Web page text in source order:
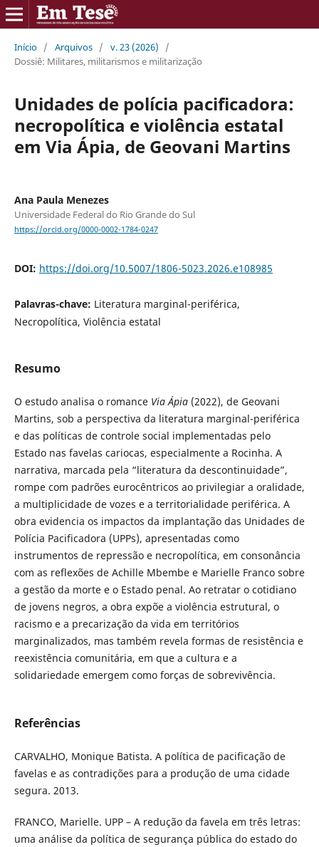
Início / Arquivos / v. 23 (2026)
/
Dossiê: Militares, militarismos e militarização
Unidades de polícia pacificadora:
necropolítica e violência estatal
em Via Ápia, de Geovani Martins
Ana Paula Menezes
Universidade Federal do Rio Grande do Sul
https://orcid.org/0000-0002-1784-0247
DOI: https://doi.org/10.5007/1806-5023.2026.e108985
Palavras-chave: Literatura marginal-periférica,
Necropolítica, Violência estatal
Resumo
O estudo analisa o romance Via Ápia(2022), de Geovani
Martins, sob a perspectiva da literatura marginal-periférica
e das políticas de controle social implementadas pelo
Estado nas favelas cariocas, especialmente a Rocinha. A
narrativa, marcada pela “literatura da descontinuidade”,
rompe com padrões eurocêntricos ao privilegiar a oralidade,
a multiplicidade de vozes e a territorialidade periférica. A
obra evidencia os impactos da implantação das Unidades de
Polícia Pacificadora (UPPs), apresentadas como
instrumentos de repressão e necropolítica, em consonância
com as reflexões de Achille Mbembe e Marielle Franco sobre
a gestão da morte e o Estado penal. Ao retratar o cotidiano
de jovens negros, a obra expõe a violência estrutural, o
racismo e a precarização da vida em territórios
marginalizados, mas também revela formas de resistência e
reexistência comunitária, em que a cultura e a
solidariedade emergem como forças de sobrevivência.
Referências
CARVALHO, Monique Batista. A política de pacificação de
favelas e as contradições para a produção de uma cidade
segura. 2013.
FRANCO, Marielle. UPP – A redução da favela em três letras:
uma análise da política de segurança pública do estado do